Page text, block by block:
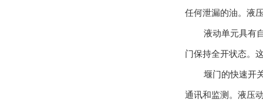
任何泄漏的油。液
液动单元具有
门保持全开状态。
堰门的快速开
通讯和监测。液压